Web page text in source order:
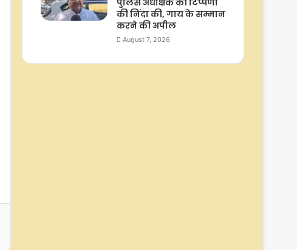
की निंदा की, गाय के सम्मान
करने की अपील
August 7, 2026